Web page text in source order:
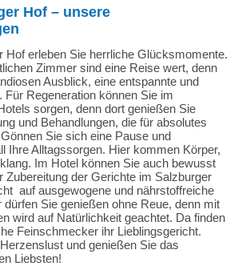
Hof – unsere
Hof erleben Sie herrliche Glücksmomente.
Zimmer sind eine Reise wert, denn
Ausblick, eine entspannte und
Regeneration können Sie im
sorgen, denn dort genießen Sie
und Behandlungen, die für absolutes
Sie sich eine Pause und
Ihre Alltagssorgen. Hier kommen Körper,
Im Hotel können Sie auch bewusst
Zubereitung der Gerichte im Salzburger
auf ausgewogene und nährstoffreiche
dürfen Sie genießen ohne Reue, denn mit
wird auf Natürlichkeit geachtet. Da finden
Feinschmecker ihr Lieblingsgericht.
und genießen Sie das
Liebsten!